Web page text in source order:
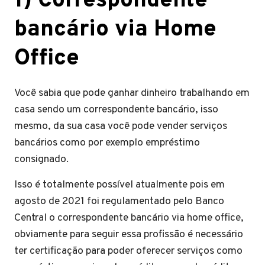
bancário via Home
Office
Você sabia que pode ganhar dinheiro trabalhando em
casa sendo um correspondente bancário, isso
mesmo, da sua casa você pode vender serviços
bancários como por exemplo empréstimo
consignado.
Isso é totalmente possível atualmente pois em
agosto de 2021 foi regulamentado pelo Banco
Central o correspondente bancário via home office,
obviamente para seguir essa profissão é necessário
ter certificação para poder oferecer serviços como